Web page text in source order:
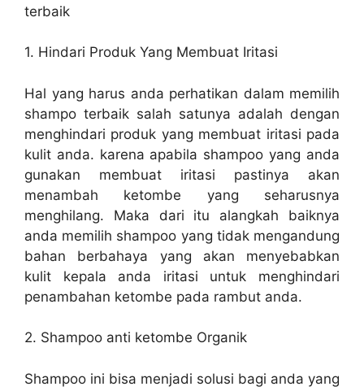
terbaik
1. Hindari Produk Yang Membuat Iritasi
Hal yang harus anda perhatikan dalam memilih
shampo terbaik salah satunya adalah dengan
menghindari produk yang membuat iritasi pada
kulit anda. karena apabila shampoo yang anda
gunakan membuat iritasi pastinya akan
menambah ketombe yang seharusnya
menghilang. Maka dari itu alangkah baiknya
anda memilih shampoo yang tidak mengandung
bahan berbahaya yang akan menyebabkan
kulit kepala anda iritasi untuk menghindari
penambahan ketombe pada rambut anda.
2. Shampoo anti ketombe Organik
Shampoo ini bisa menjadi solusi bagi anda yang